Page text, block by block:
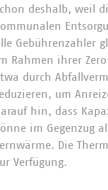
deshalb, weil
Gebührenzahler
Rahmen ihrer
durch
um
hin, dass
im Gegenzug
Die
Verfügung.